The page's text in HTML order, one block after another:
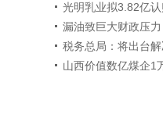
光明乳业拟3.82亿
漏油致巨大财政压
税务总局：将出台
山西价值数亿煤企1